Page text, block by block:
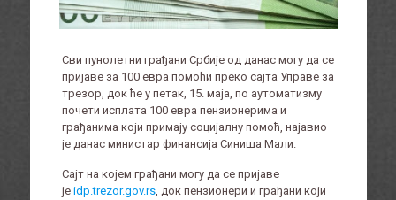
Сви пунолетни грађани Србије од данас могу да се
пријаве за 100 евра помоћи преко сајта Управе за
трезор, док ће у петак, 15. маја, по аутоматизму
почети исплата 100 евра пензионерима и
грађанима који примају социјалну помоћ, најавио
је данас министар финансија Синиша Мали.
Сајт на којем грађани могу да се пријаве
је idp.trezor.gov.rs, док пензионери и грађани који